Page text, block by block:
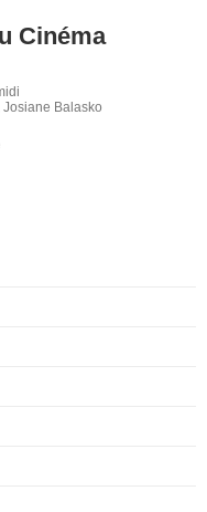
Cinéma
Balasko